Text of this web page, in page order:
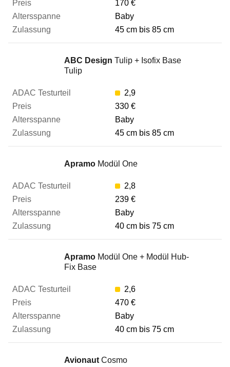
Zulassung
170 €
Baby
45 cm bis 85 cm
ABC Design Tulip + Isofix Base
Tulip
2,9
330 €
Baby
45 cm bis 85 cm
Apramo Modül One
2,8
239 €
Baby
40 cm bis 75 cm
Apramo Modül One + Modül Hub-
Fix Base
2,6
470 €
Baby
40 cm bis 75 cm
Avionaut Cosmo